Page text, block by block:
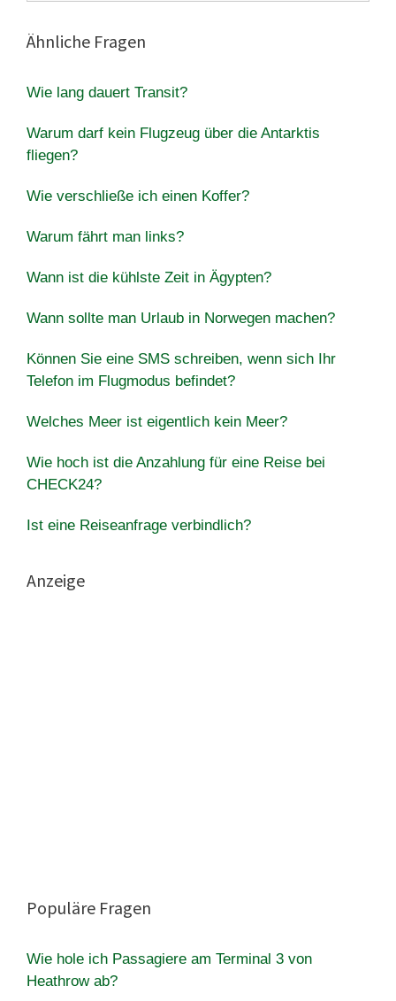
Ähnliche Fragen
Wie lang dauert Transit?
Warum darf kein Flugzeug über die Antarktis
fliegen?
Wie verschließe ich einen Koffer?
Warum fährt man links?
Wann ist die kühlste Zeit in Ägypten?
Wann sollte man Urlaub in Norwegen machen?
Können Sie eine SMS schreiben, wenn sich Ihr
Telefon im Flugmodus befindet?
Welches Meer ist eigentlich kein Meer?
Wie hoch ist die Anzahlung für eine Reise bei
CHECK24?
Ist eine Reiseanfrage verbindlich?
Anzeige
Populäre Fragen
Wie hole ich Passagiere am Terminal 3 von
Heathrow ab?